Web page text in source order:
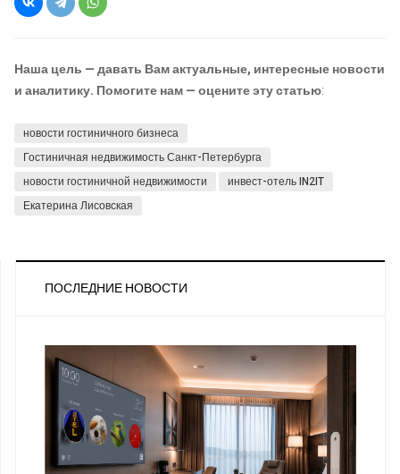
Наша цель — давать Вам актуальные, интересные новости
и аналитику. Помогите нам — оцените эту статью:
новости гостиничного бизнеса
Гостиничная недвижимость Санкт-Петербурга
новости гостиничной недвижимости
инвест-отель IN2IT
Екатерина Лисовская
ПОСЛЕДНИЕ НОВОСТИ